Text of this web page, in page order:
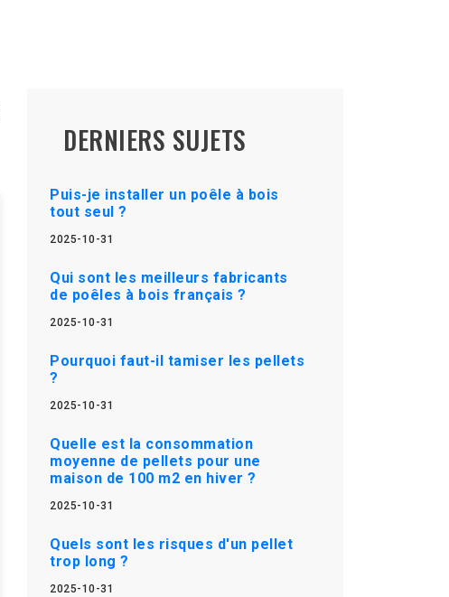
DERNIERS SUJETS
Puis-je installer un poêle à bois
tout seul ?
2025-10-31
Qui sont les meilleurs fabricants
de poêles à bois français ?
2025-10-31
Pourquoi faut-il tamiser les pellets
?
2025-10-31
Quelle est la consommation
moyenne de pellets pour une
maison de 100 m2 en hiver ?
2025-10-31
Quels sont les risques d'un pellet
trop long ?
2025-10-31